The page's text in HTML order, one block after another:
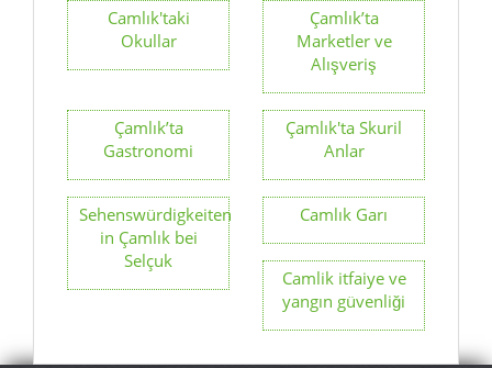
Çamlık’ta
Gastronomi
Çamlık'ta Skuril
Anlar
in Çamlık bei
Selçuk
Camlık Garı
Camlik itfaiye ve
yangın güvenliği
damga site haritası
temas